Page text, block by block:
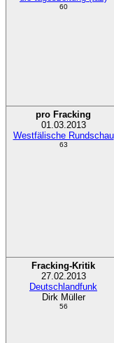
60
pro Fracking
01.03.2013
Westfälische Rundschau
63
Fracking-Kritik
27.02.2013
Deutschlandfunk
Dirk Müller
56